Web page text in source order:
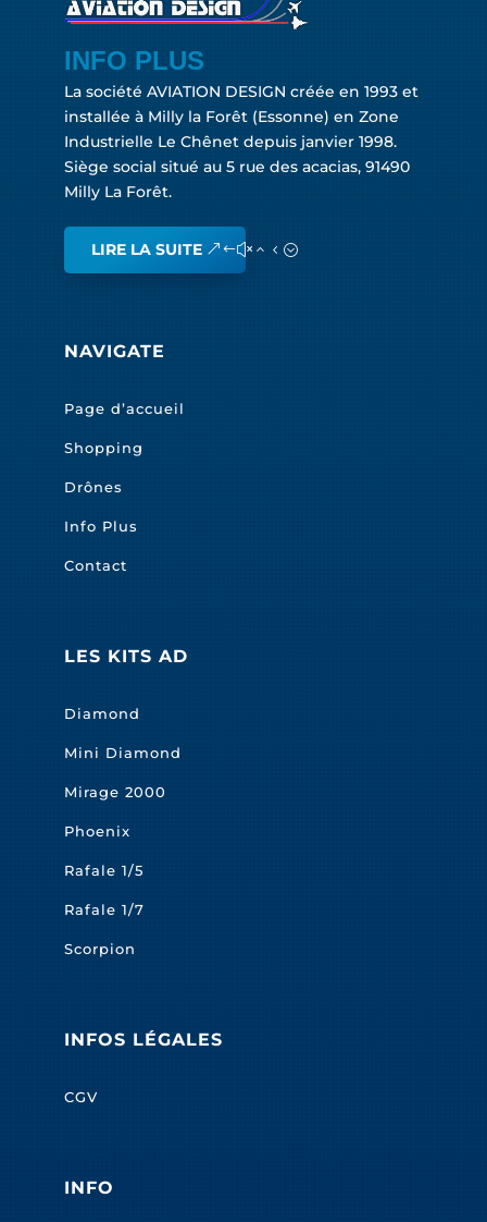
INFO PLUS
La société AVIATION DESIGN créée en 1993 et
installée à Milly la Forêt (Essonne) en Zone
Industrielle Le Chênet depuis janvier 1998.
Siège social situé au 5 rue des acacias, 91490
Milly La Forêt.
LIRE LA SUITE
NAVIGATE
Page d’accueil
Shopping
Drônes
Info Plus
Contact
LES KITS AD
Diamond
Mini Diamond
Mirage 2000
Phoenix
Rafale 1/5
Rafale 1/7
Scorpion
INFOS LÉGALES
CGV
INFO